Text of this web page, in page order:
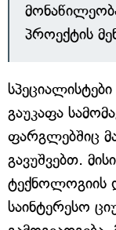
პროექტის
გაუკაფა
ფარგლებშიც
გავუშვებთ.
ტექნოლოგიის
საინტერესო